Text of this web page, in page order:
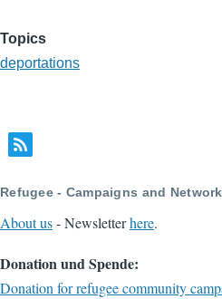
Topics
deportations
Refugee - Campaigns and
About us- Newsletterhere.
Donation und Spende:
Donation for refugee community